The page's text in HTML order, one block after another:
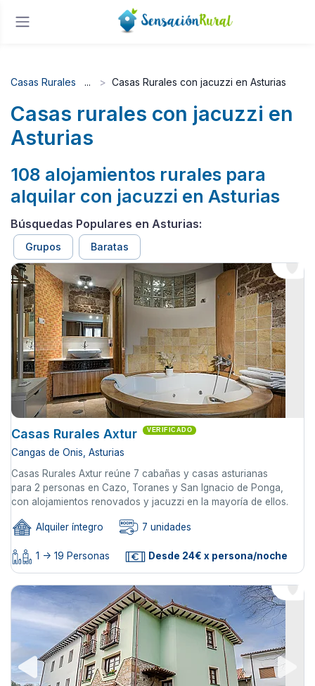
Casas Rurales Casas Rurales con jacuzzi en Asturias
Casas rurales con jacuzzi en
Asturias
108 alojamientos rurales para
alquilar con jacuzzi en Asturias
Búsquedas Populares en Asturias:
Grupos Baratas
Casas Rurales Axtur VERIFICADO
Cangas de Onis, Asturias
Casas Rurales Axtur reúne 7 cabañas y casas asturianas
para 2 personas en Cazo, Toranes y San Ignacio de Ponga,
con alojamientos renovados y jacuzzi en la mayoría de ellos.
Alquiler íntegro 7 unidades
1 -> 19 Personas Desde 24€ x persona/noche